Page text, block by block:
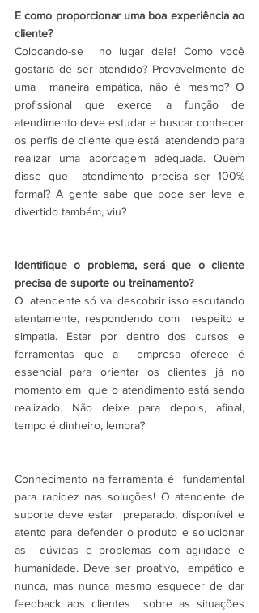
E como proporcionar uma boa experiência ao
cliente?
Colocando-se  no lugar dele! Como você
gostaria de ser atendido? Provavelmente de
uma  maneira empática, não é mesmo? O
profissional que exerce a função de
atendimento deve estudar e buscar conhecer
os perfis de cliente que está  atendendo para
realizar uma abordagem adequada. Quem
disse que  atendimento precisa ser 100%
formal? A gente sabe que pode ser leve e
divertido também, viu?
Identifique o problema, será que o cliente
precisa de suporte ou treinamento?
O  atendente só vai descobrir isso escutando
atentamente, respondendo com  respeito e
simpatia. Estar por dentro dos cursos e
ferramentas que a  empresa oferece é
essencial para orientar os clientes já no
momento em  que o atendimento está sendo
realizado. Não deixe para depois, afinal,
tempo é dinheiro, lembra?
Conhecimento na ferramenta é  fundamental
para rapidez nas soluções! O atendente de
suporte deve estar  preparado, disponível e
atento para defender o produto e solucionar
as  dúvidas e problemas com agilidade e
humanidade. Deve ser proativo,  empático e
nunca, mas nunca mesmo esquecer de dar
feedback aos clientes  sobre as situações